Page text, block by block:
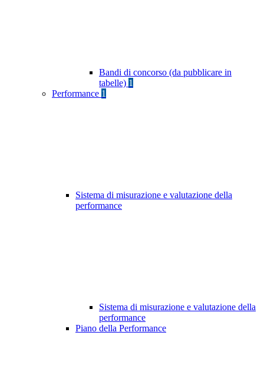
Bandi di concorso (da pubblicare in
tabelle) 1
Performance 1
Sistema di misurazione e valutazione della
performance
Sistema di misurazione e valutazione della
performance
Piano della Performance